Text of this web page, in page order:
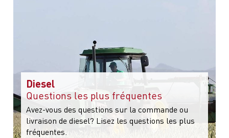
Diesel
Questions les plus fréquentes
Avez-vous des questions sur la commande ou
livraison de diesel? Lisez les questions les plus
fréquentes.